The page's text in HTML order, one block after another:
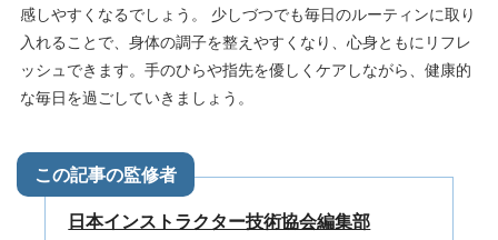
感しやすくなるでしょう。 少しづつでも毎日のルーティンに取り
入れることで、身体の調子を整えやすくなり、心身ともにリフレ
ッシュできます。手のひらや指先を優しくケアしながら、健康的
な毎日を過ごしていきましょう。
日本インストラクター技術協会編集部